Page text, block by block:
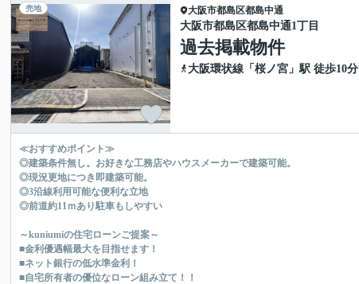
売地 大阪市都島区都島中通
大阪市都島区都島中通1丁目
過去掲載物件
大阪環状線 「 桜ノ宮 」駅 徒歩10分
≪おすすめポイント≫
◎建築条件無し。お好きな工務店やハウスメーカーで建築可能。
◎現況更地につき即建築可能。
◎3沿線利用可能な便利な立地
◎前道約11ｍあり駐車もしやすい
～kuniumiの住宅ローンご提案～
■金利優遇幅最大を目指せます！
■ネット銀行の低水準金利！
■自宅所有者の優位なローン組み立て！！